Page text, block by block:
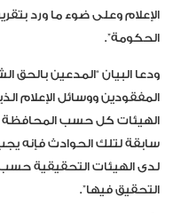
الإعلام وعلى ضوء ما ورد
الحكومة‎”.
ودعا البيان “المدعين
المفقودين ‏ووسائل الإعلام
الهيئات كل حسب المحافظة
سابقة لتلك الحوادث فإنه
لدى الهيئات التحقيقية
التحقيق فيها”.